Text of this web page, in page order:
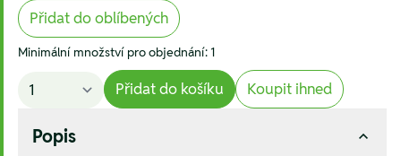
Přidat do oblíbených
Minimální množství pro objednání: 1
Přidat do košíku Koupit ihned
Popis